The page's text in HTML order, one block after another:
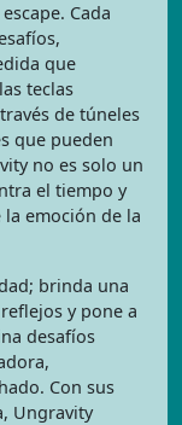
Cada
que
teclas
de túneles
que pueden
no es solo un
el tiempo y
la emoción de la
brinda una
y pone a
desafíos
Con sus
Ungravity